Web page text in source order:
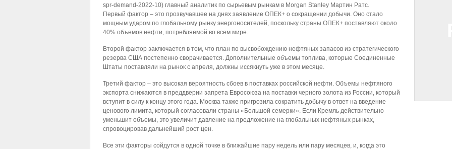
spr-demand-2022-10) главный аналитик по сырьевым рынкам в Morgan Stanley Мартин Ратс.
Первый фактор – это прозвучавшее на днях заявление ОПЕК+ о сокращении добычи. Оно стало
мощным ударом по глобальному рынку энергоносителей, поскольку страны ОПЕК+ поставляют около
40% объемов нефти, потребляемой во всем мире.
Второй фактор заключается в том, что план по высвобождению нефтяных запасов из стратегического
резерва США постепенно сворачивается. Дополнительные объемы топлива, которые Соединенные
Штаты поставляли на рынок с апреля, должны иссякнуть уже в этом месяце.
Третий фактор – это высокая вероятность сбоев в поставках российской нефти. Объемы нефтяного
экспорта снижаются в преддверии запрета Евросоюза на поставки черного золота из России, который
вступит в силу к концу этого года. Москва также пригрозила сократить добычу в ответ на введение
ценового лимита, который согласовали страны «Большой семерки». Если Кремль действительно
уменьшит объемы, это увеличит давление на предложение на глобальных нефтяных рынках,
спровоцировав дальнейший рост цен.
Все эти факторы сойдутся в одной точке в ближайшие пару недель или пару месяцев, и, когда это